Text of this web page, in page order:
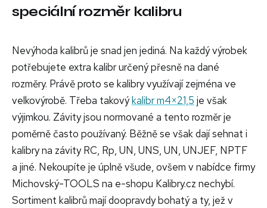
speciální rozměr kalibru
Nevýhoda kalibrů je snad jen jediná. Na každý výrobek
potřebujete extra kalibr určený přesně na dané
rozměry. Právě proto se kalibry využívají zejména ve
velkovýrobě. Třeba takovýkalibr m4×21,5 je však
výjimkou. Závity jsou normované a tento rozměr je
poměrně často používaný. Běžně se však dají sehnat i
kalibry na závity RC, Rp, UN, UNS, UN, UNJEF, NPTF
a jiné. Nekoupíte je úplně všude, ovšem v nabídce firmy
Michovský-TOOLS na e-shopu Kalibry.cz nechybí.
Sortiment kalibrů mají doopravdy bohatý a ty, jež v